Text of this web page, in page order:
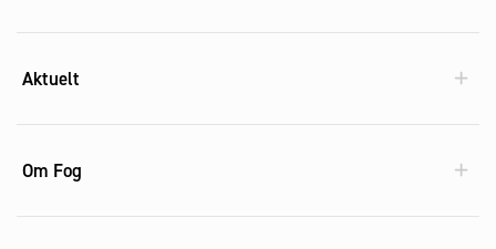
Aktuelt
Om Fog